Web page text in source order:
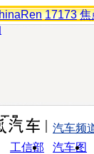
17173 焦
具
工信部
汽车图
汽车频